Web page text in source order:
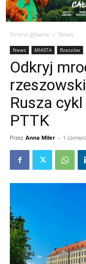
Strona główna News
News MIASTA Rzeszów
Odkryj
Rusza
PTTK
Przez Anna Miler - 1